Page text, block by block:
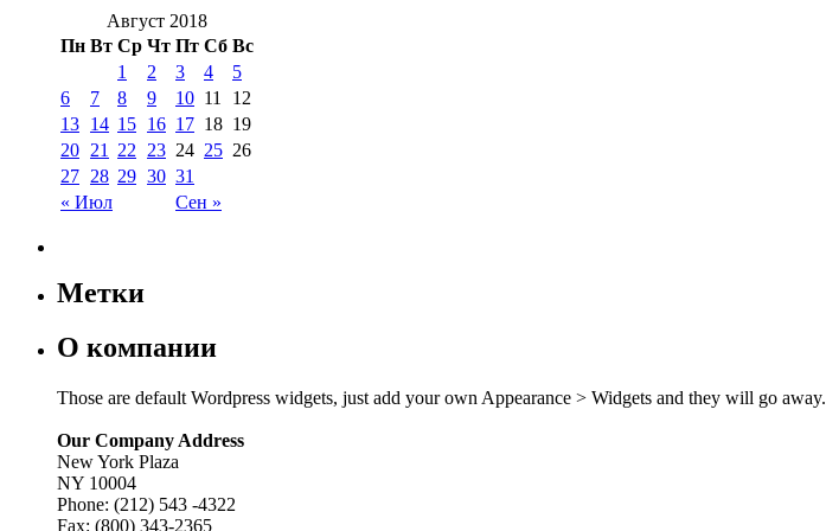
Август 2018
Пн Вт Ср Чт Пт Сб Вс
« Июл Сен »
1 2 3 4
5
6
7 8 9 10 11
12
13 14 15 16 17 18 19
20 21 22 23 24 25 26
27 28 29 30 31
Метки
О компании
Those are default Wordpress widgets, just add your own Appearance > Widgets and they will go away.
Our Company Address
New York Plaza
NY 10004
Phone: (212) 543 -4322
Fax: (800) 343-2365